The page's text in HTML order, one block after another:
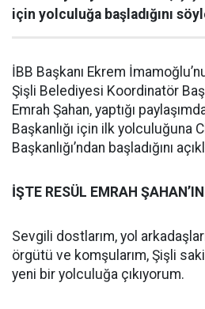
için yolculuğa başladığını
İBB Başkanı Ekrem
Şişli Belediyesi Koordinatör
Emrah Şahan, yaptığı
Başkanlığı için ilk yolculuğuna
Başkanlığı’ndan başladığını
İŞTE RESÜL EMRAH
Sevgili dostlarım, yol
örgütü ve komşularım, Şişli
yeni bir yolculuğa çıkıyorum.